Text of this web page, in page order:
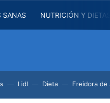
SANAS NUTRICIÓN Y
Lidl Dieta Freidora de